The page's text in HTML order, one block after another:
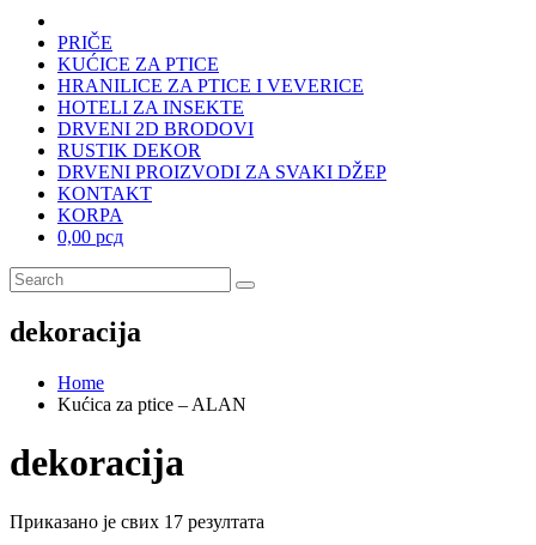
PRIČE
KUĆICE ZA PTICE
HRANILICE ZA PTICE I VEVERICE
HOTELI ZA INSEKTE
DRVENI 2D BRODOVI
RUSTIK DEKOR
DRVENI PROIZVODI ZA SVAKI DŽEP
KONTAKT
KORPA
0,00 рсд
dekoracija
Home
Kućica za ptice – ALAN
dekoracija
Приказано је свих 17 резултата